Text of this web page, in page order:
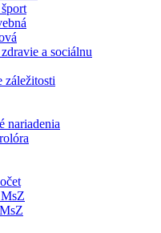
a sociálnu
záležitosti
nariadenia